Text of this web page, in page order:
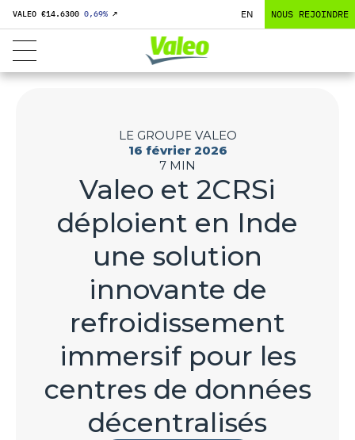
VALEO €14.6300 0,69% ↗ EN NOUS REJOINDRE
LE GROUPE VALEO
16 février 2026
7 MIN
Valeo et 2CRSi
déploient en Inde
une solution
innovante de
refroidissement
immersif pour les
centres de données
décentralisés